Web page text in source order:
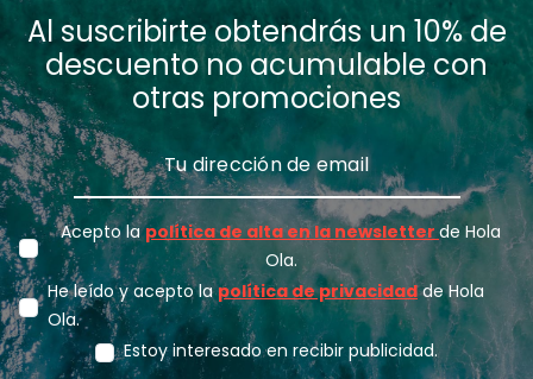
Al suscribirte obtendrás un 10% de
descuento no acumulable con
otras promociones
Acepto lapolítica de alta en la newsletter de Hola
Ola.
He leído y acepto lapolítica de privacidadde Hola
Ola.
Estoy interesado en recibir publicidad.